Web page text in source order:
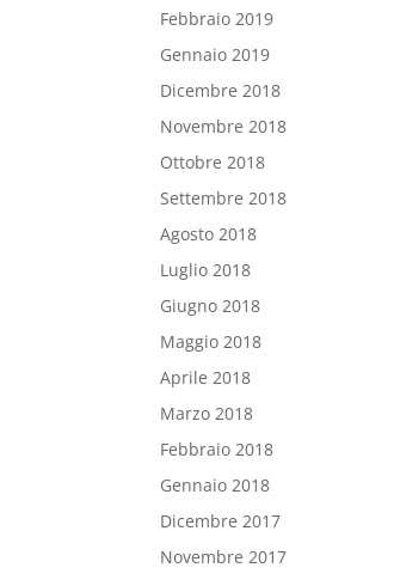
Febbraio 2019
Gennaio 2019
Dicembre 2018
Novembre 2018
Ottobre 2018
Settembre 2018
Agosto 2018
Luglio 2018
Giugno 2018
Maggio 2018
Aprile 2018
Marzo 2018
Febbraio 2018
Gennaio 2018
Dicembre 2017
Novembre 2017